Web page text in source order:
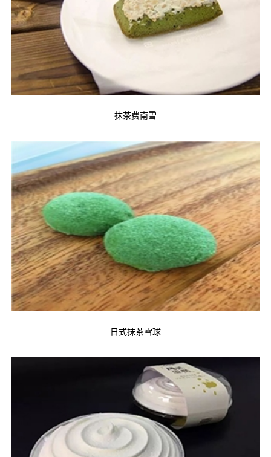
抹茶费南雪
日式抹茶雪球